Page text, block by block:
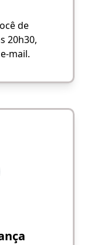
de
20h30,
mail.